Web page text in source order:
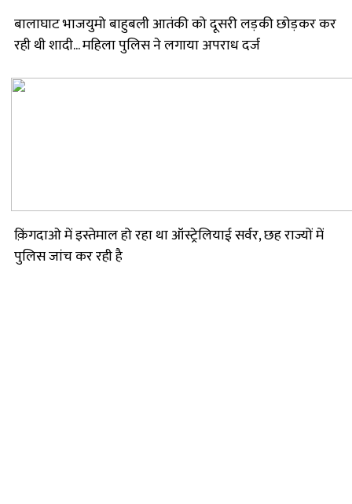
बालाघाट भाजयुमो बाहुबली आतंकी को दूसरी लड़की छोड़कर कर
रही थी शादी... महिला पुलिस ने लगाया अपराध दर्ज
क़िंगदाओ में इस्तेमाल हो रहा था ऑस्ट्रेलियाई सर्वर, छह राज्यों में
पुलिस जांच कर रही है